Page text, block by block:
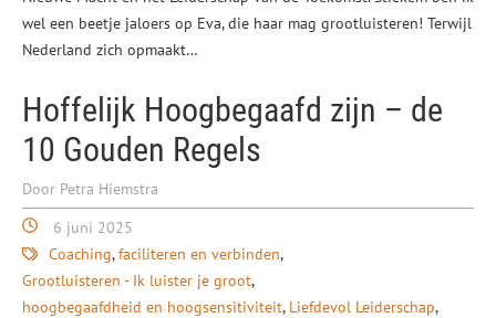
wel een beetje jaloers op Eva, die haar mag grootluisteren! Terwijl
Nederland zich opmaakt…
Hoffelijk Hoogbegaafd zijn – de
10 Gouden Regels
Door Petra Hiemstra
6 juni 2025
Coaching faciliteren en verbinden
Grootluisteren - Ik luister je groot
hoogbegaafdheid en hoogsensitiviteit Liefdevol Leiderschap